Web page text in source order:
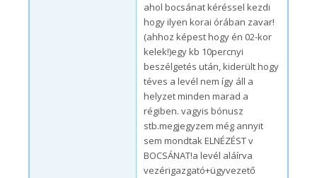
ahol bocsánat kéréssel kezdi
hogy ilyen korai órában zavar!
(ahhoz képest hogy én 02-kor
kelek!)egy kb 10percnyi
beszélgetés után, kiderült hogy
téves a levél nem így áll a
helyzet minden marad a
régiben. vagyis bónusz
stb.megjegyzem még annyit
sem mondtak ELNÉZÉST v
BOCSÁNAT!a levél aláírva
vezérigazgató+ügyvezető